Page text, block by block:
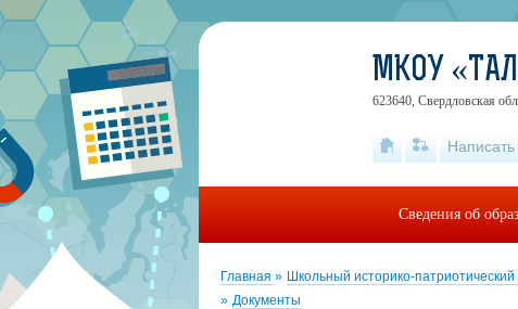
Главная » Школьный историко-
» Документы
МКОУ
623640, Свердловская
Сведения об